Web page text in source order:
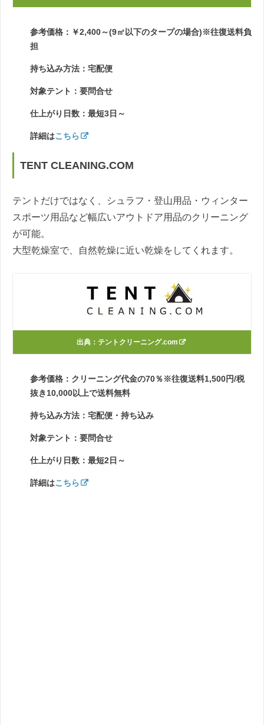
参考価格：￥2,400～(9㎡以下のタープの場合)※往復送料負
担
持ち込み方法：宅配便
対象テント：要問合せ
仕上がり日数：最短3日～
詳細はこちら
TENT CLEANING.COM
テントだけではなく、シュラフ・登山用品・ウィンター
スポーツ用品など幅広いアウトドア用品のクリーニング
が可能。
大型乾燥室で、自然乾燥に近い乾燥をしてくれます。
出典： テントクリーニング.com
参考価格：クリーニング代金の70％※往復送料1,500円/税
抜き10,000以上で送料無料
持ち込み方法：宅配便・持ち込み
対象テント：要問合せ
仕上がり日数：最短2日～
詳細はこちら